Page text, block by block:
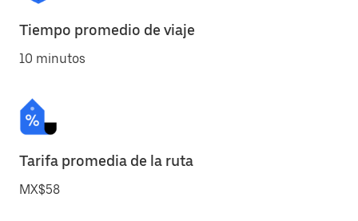
Tiempo promedio de viaje
10 minutos
Tarifa promedia de la ruta
MX$58